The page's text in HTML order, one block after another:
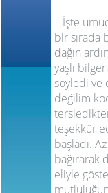
İşte
bir sırada
dağın
yaşlı
söyledi ve
değilim
teşekkür
başladı.
bağırarak
eliyle